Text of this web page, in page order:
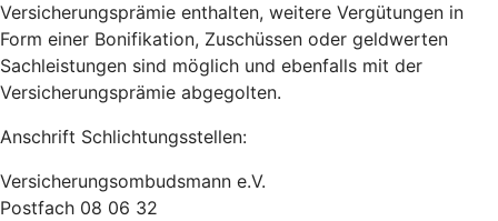
Versicherungsprämie enthalten, weitere Vergütungen in
Form einer Bonifikation, Zuschüssen oder geldwerten
Sachleistungen sind möglich und ebenfalls mit der
Versicherungsprämie abgegolten.
Anschrift Schlichtungsstellen:
Versicherungsombudsmann e.V.
Postfach 08 06 32